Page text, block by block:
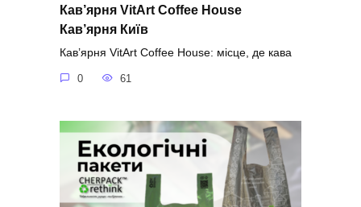
Кав’ярня VitArt Coffee House
Кав’ярня Київ
Кав’ярня VitArt Coffee House: місце, де кава
0 61